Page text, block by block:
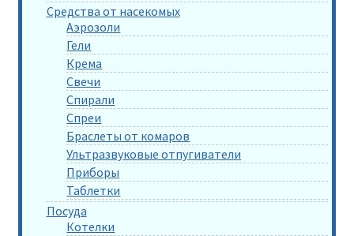
Средства от насекомых
Аэрозоли
Гели
Крема
Свечи
Спирали
Спреи
Браслеты от комаров
Ультразвуковые отпугиватели
Приборы
Таблетки
Посуда
Котелки